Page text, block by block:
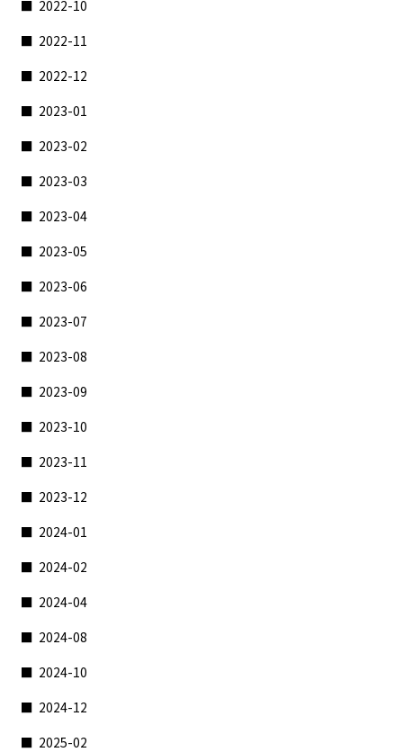
2022-10
2022-11
2022-12
2023-01
2023-02
2023-03
2023-04
2023-05
2023-06
2023-07
2023-08
2023-09
2023-10
2023-11
2023-12
2024-01
2024-02
2024-04
2024-08
2024-10
2024-12
2025-02